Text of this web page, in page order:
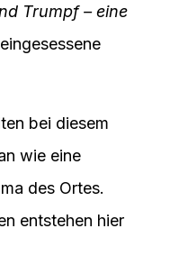
Trumpf – eine
bei diesem
wie eine
des Ortes.
entstehen hier